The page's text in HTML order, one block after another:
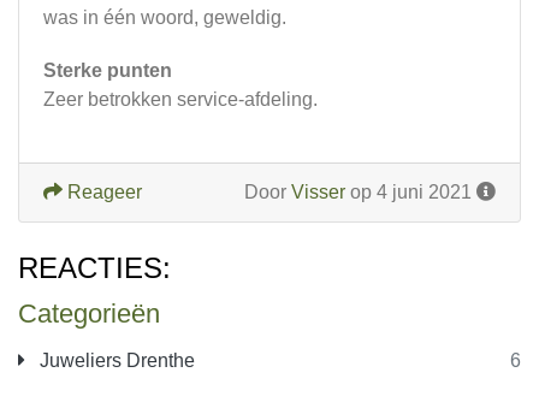
Categorieën
Juweliers Drenthe 6
was in één woord, geweldig.
Sterke punten
Zeer betrokken service-afdeling.
Door Visser op 4 juni 2021
Reageer
REACTIES: